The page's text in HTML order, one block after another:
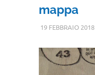
mappa
19 FEBBRAIO 2018